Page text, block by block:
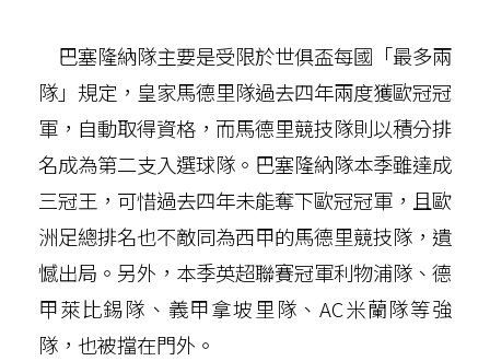
巴塞隆納隊主要是受限於世俱盃每國「最多兩
隊」規定，皇家馬德里隊過去四年兩度獲歐冠冠
軍，自動取得資格，而馬德里競技隊則以積分排
名成為第二支入選球隊。巴塞隆納隊本季雖達成
三冠王，可惜過去四年未能奪下歐冠冠軍，且歐
洲足總排名也不敵同為西甲的馬德里競技隊，遺
憾出局。另外，本季英超聯賽冠軍利物浦隊、德
甲萊比錫隊、義甲拿坡里隊、AC米蘭隊等強
隊，也被擋在門外。